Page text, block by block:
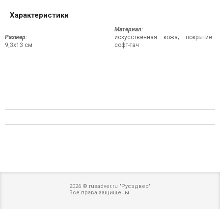
Характеристики
Размер:
9,3х13 см
Материал:
искусственная кожа; покрытие
софт-тач
2026 © rusadver.ru "Русэдвер"
Все права защищены